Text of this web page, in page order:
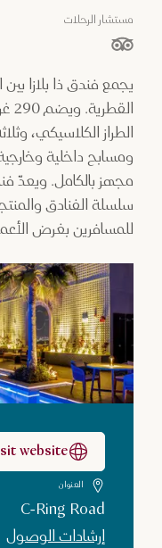
مستشار الرحلات
نجوم من أصل 5 نجوم بناءً على
يجمع فندق ذا بلازا بين
الطراز الكلاسيكي،
ومسابح داخلية
مجهز بالكامل. ويعدّ
للمسافرين بغرض
website
العنوان
C-Ring Road
إرشادات الوصول